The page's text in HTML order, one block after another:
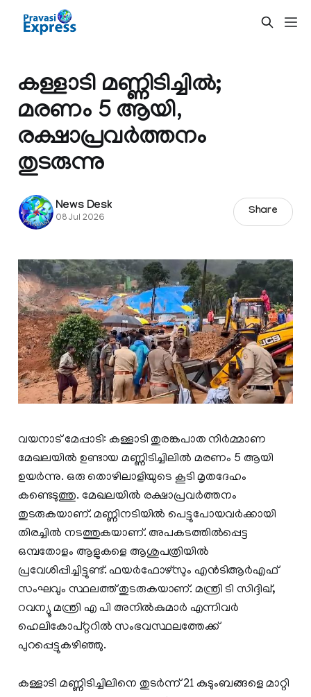
കള്ളാടി മണ്ണിടിച്ചിൽ;
മരണം 5 ആയി,
രക്ഷാപ്രവർത്തനം
തുടരുന്നു
News Desk
08 Jul 2026
Share
വയനാട് മേപ്പാടി: കള്ളാടി തുരങ്കപാത നിർമ്മാണ
മേഖലയില്‍ ഉണ്ടായ മണ്ണിടിച്ചിലിൽ മരണം 5 ആയി
ഉയർന്നു. ഒരു തൊഴിലാളിയുടെ കൂടി മൃതദേഹം
കണ്ടെടുത്തു. മേഖലയിൽ രക്ഷാപ്രവർത്തനം
തുടരുകയാണ്. മണ്ണിനടിയിൽ പെട്ടുപോയവർക്കായി
തിരച്ചിൽ നടത്തുകയാണ്. അപകടത്തിൽപ്പെട്ട
ഒമ്പതോളം ആളുകളെ ആശുപത്രിയിൽ
പ്രവേശിപ്പിച്ചിട്ടുണ്ട്. ഫയർഫോഴ്സും എൻടിആർഎഫ്
സംഘവും സ്ഥലത്ത് തുടരുകയാണ്. മന്ത്രി ടി സിദ്ദിഖ്,
റവന്യൂ മന്ത്രി എ പി അനിൽകുമാർ എന്നിവർ
ഹെലികോപ്റ്ററിൽ സംഭവസ്ഥലത്തേക്ക്
പുറപ്പെട്ടുകഴിഞ്ഞു.
കള്ളാടി മണ്ണിടിച്ചിലിനെ തുടർന്ന് 21 കുടുംബങ്ങളെ മാറ്റി